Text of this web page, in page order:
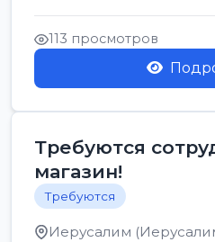
Только официальн...
113 просмотров
Требуются
магазин!
Требуются
Иерусалим